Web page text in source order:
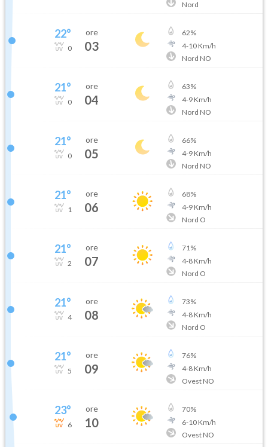
Nord
22°
0
ore
03
62%
4-10Km/h
Nord NO
21°
0
ore
04
63%
4-9Km/h
Nord NO
21°
0
ore
05
66%
4-9Km/h
Nord NO
21°
1
ore
06
68%
4-9Km/h
Nord O
21°
2
ore
07
71%
4-8Km/h
Nord O
21°
4
ore
08
73%
4-8Km/h
Nord O
21°
5
ore
09
76%
4-8Km/h
Ovest NO
23°
6
ore
10
70%
6-10Km/h
Ovest NO